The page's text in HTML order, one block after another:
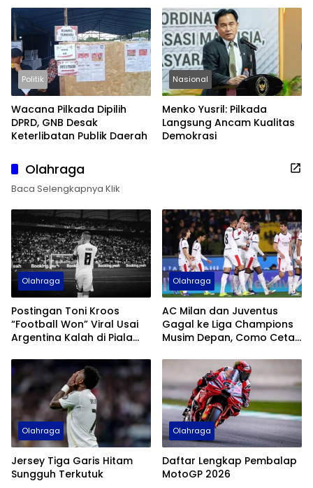
Politik
Wacana Pilkada Dipilih
DPRD, GNB Desak
Keterlibatan Publik Daerah
Nasional
Menko Yusril: Pilkada
Langsung Ancam Kualitas
Demokrasi
Olahraga
Baca Selengkapnya Klik
Olahraga
Postingan Toni Kroos
“Football Won” Viral Usai
Argentina Kalah di Piala
Olahraga
AC Milan dan Juventus
Gagal ke Liga Champions
Musim Depan, Como Cetak
Olahraga
Jersey Tiga Garis Hitam
Sungguh Terkutuk
Olahraga
Daftar Lengkap Pembalap
MotoGP 2026